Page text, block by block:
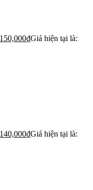
₫Giá hiện tại là:
₫Giá hiện tại là: